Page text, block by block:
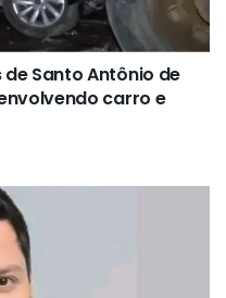
Santo Antônio de
carro e